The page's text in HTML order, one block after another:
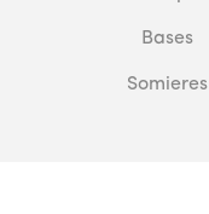
Bases
Somieres